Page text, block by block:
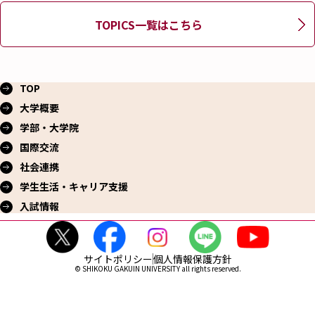
TOPICS一覧はこちら
TOP
大学概要
学部・大学院
国際交流
社会連携
学生生活・ キャリア支援
入試情報
サイトポリシー個人情報保護方針
© SHIKOKU GAKUIN UNIVERSITY all rights reserved.